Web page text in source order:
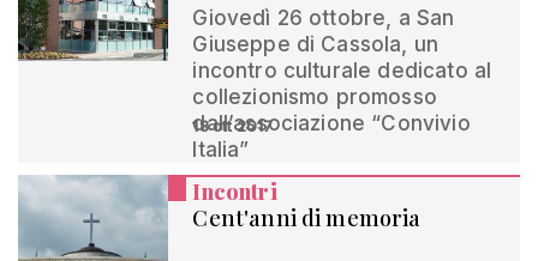
Giovedì 26 ottobre, a San
Giuseppe di Cassola, un
incontro culturale dedicato al
collezionismo promosso
dall’associazione “Convivio
Italia”
18 ott 2017
Incontri
Cent'anni di memoria